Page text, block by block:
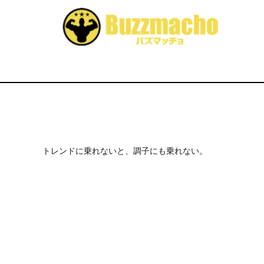
トレンドに乗れないと、調子にも乗れない。